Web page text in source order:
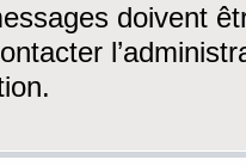
doivent